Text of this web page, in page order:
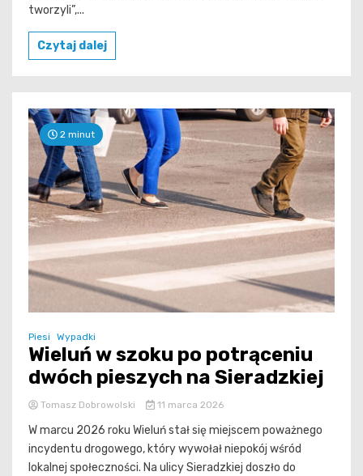
tworzyli”,...
Czytaj dalej
2 minut
Piesi Wypadki
Wieluń w szoku po potrąceniu
dwóch pieszych na Sieradzkiej
Tomasz Dobrowolski 11 marca 2026
W marcu 2026 roku Wieluń stał się miejscem poważnego
incydentu drogowego, który wywołał niepokój wśród
lokalnej społeczności. Na ulicy Sieradzkiej doszło do